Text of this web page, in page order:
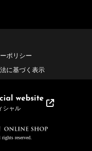
ポリシー
に基づく表示
website
シャル
reserved.